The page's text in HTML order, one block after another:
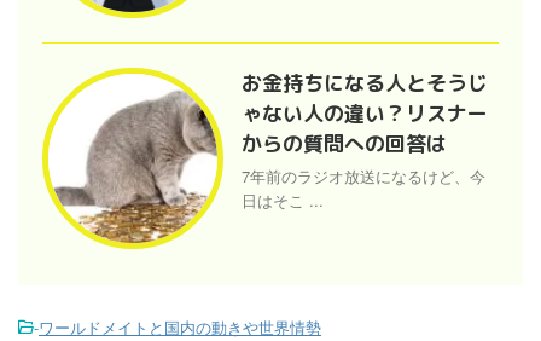
お金持ちになる人とそうじ
ゃない人の違い？リスナー
からの質問への回答は
7年前のラジオ放送になるけど、今
日はそこ ...
-ワールドメイトと国内の動きや世界情勢